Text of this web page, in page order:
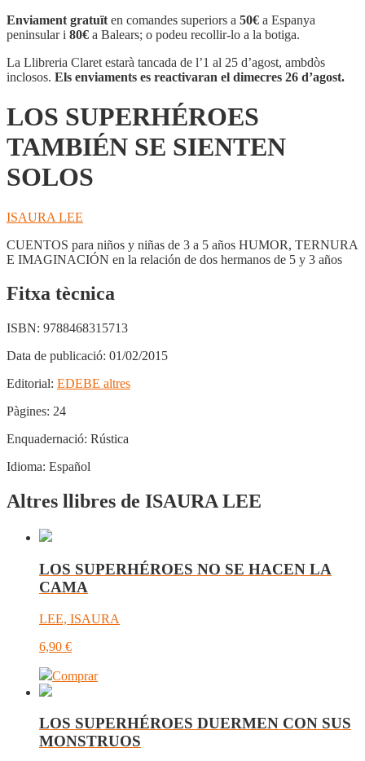
Enviament gratuït en comandes superiors a 50€ a Espanya
peninsular i 80€ a Balears; o podeu recollir-lo a la botiga.
La Llibreria Claret estarà tancada de l’1 al 25 d’agost, ambdòs
inclosos. Els enviaments es reactivaran el dimecres 26 d’agost.
LOS SUPERHÉROES
TAMBIÉN SE SIENTEN
SOLOS
ISAURA LEE
CUENTOS para niños y niñas de 3 a 5 años HUMOR, TERNURA
E IMAGINACIÓN en la relación de dos hermanos de 5 y 3 años
Fitxa tècnica
ISBN: 9788468315713
Data de publicació: 01/02/2015
Editorial: EDEBE altres
Pàgines: 24
Enquadernació: Rústica
Idioma: Español
Altres llibres de ISAURA LEE
LOS SUPERHÉROES NO SE HACEN LA
CAMA
LEE, ISAURA
6,90 €
Comprar
LOS SUPERHÉROES DUERMEN CON SUS
MONSTRUOS